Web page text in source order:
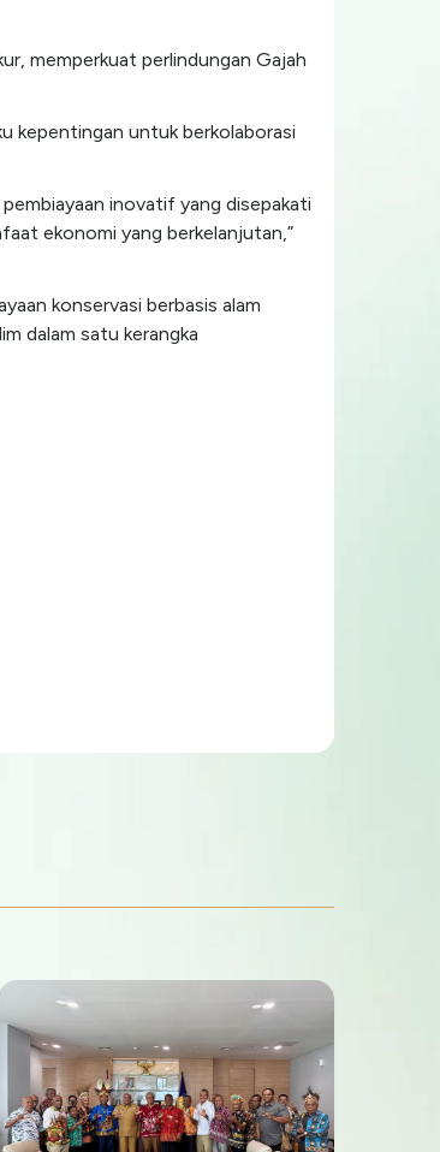
memperkuat perlindungan Gajah
kepentingan untuk berkolaborasi
inovatif yang disepakati
ekonomi yang berkelanjutan,”
konservasi berbasis alam
dalam satu kerangka